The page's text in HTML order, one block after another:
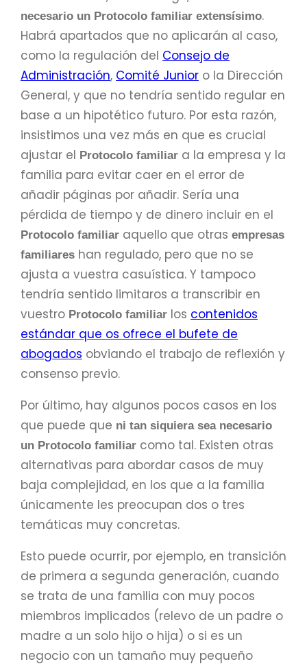
necesario un Protocolo familiar extensísimo.
Habrá apartados que no aplicarán al caso,
como la regulación del Consejo de
Administración, Comité Junior o la Dirección
General, y que no tendría sentido regular en
base a un hipotético futuro. Por esta razón,
insistimos una vez más en que es crucial
ajustar el Protocolo familiar a la empresa y la
familia para evitar caer en el error de
añadir páginas por añadir. Sería una
pérdida de tiempo y de dinero incluir en el
Protocolo familiar aquello que otras empresas
familiares han regulado, pero que no se
ajusta a vuestra casuística. Y tampoco
tendría sentido limitaros a transcribir en
vuestro Protocolo familiar los contenidos
estándar que os ofrece el bufete de
abogados obviando el trabajo de reflexión y
consenso previo.
Por último, hay algunos pocos casos en los
que puede que ni tan siquiera sea necesario
un Protocolo familiar como tal. Existen otras
alternativas para abordar casos de muy
baja complejidad, en los que a la familia
únicamente les preocupan dos o tres
temáticas muy concretas.
Esto puede ocurrir, por ejemplo, en transición
de primera a segunda generación, cuando
se trata de una familia con muy pocos
miembros implicados (relevo de un padre o
madre a un solo hijo o hija) o si es un
negocio con un tamaño muy pequeño